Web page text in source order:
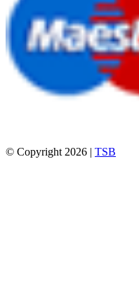
© Copyright 2026 | TSB